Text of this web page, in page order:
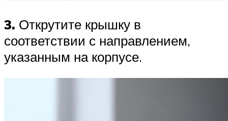
3. Открутите крышку в
соответствии с направлением,
указанным на корпусе.